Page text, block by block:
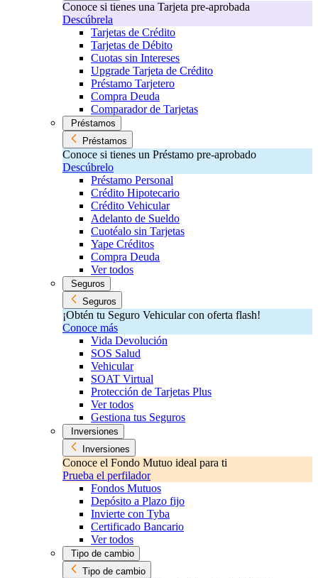
Conoce si tienes una Tarjeta pre-aprobada
Descúbrela
Tarjetas de Crédito
Tarjetas de Débito
Cuotas sin Intereses
Upgrade Tarjeta de Crédito
Préstamo Tarjetero
Compra Deuda
Comparador de Tarjetas
Préstamos
Préstamos
Conoce si tienes un Préstamo pre-aprobado
Descúbrelo
Préstamo Personal
Crédito Hipotecario
Crédito Vehicular
Adelanto de Sueldo
Cuotéalo sin Tarjetas
Yape Créditos
Compra Deuda
Ver todos
Seguros
Seguros
¡Obtén tu Seguro Vehicular con oferta flash!
Conoce más
Vida Devolución
SOS Salud
Vehicular
SOAT Virtual
Protección de Tarjetas Plus
Ver todos
Gestiona tus Seguros
Inversiones
Inversiones
Conoce el Fondo Mutuo ideal para ti
Prueba el perfilador
Fondos Mutuos
Depósito a Plazo fijo
Invierte con Tyba
Certificado Bancario
Ver todos
Tipo de cambio
Tipo de cambio